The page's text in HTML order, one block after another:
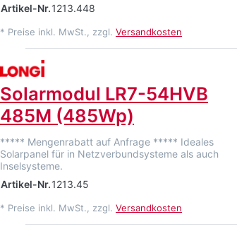
Artikel-Nr.1213.448
* Preise inkl. MwSt., zzgl. Versandkosten
Solarmodul LR7-54HVB
485M (485Wp)
***** Mengenrabatt auf Anfrage ***** Ideales
Solarpanel für in Netzverbundsysteme als auch
Inselsysteme.
Artikel-Nr.1213.45
* Preise inkl. MwSt., zzgl. Versandkosten